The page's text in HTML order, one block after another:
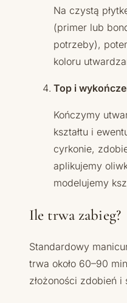
Na czystą
(primer lub
potrzeby),
koloru
Top i
Kończymy
kształtu i
cyrkonie,
aplikujemy
modelujemy
Ile trwa zabieg?
Standardowy
trwa około 60–90
złożoności zdobień i